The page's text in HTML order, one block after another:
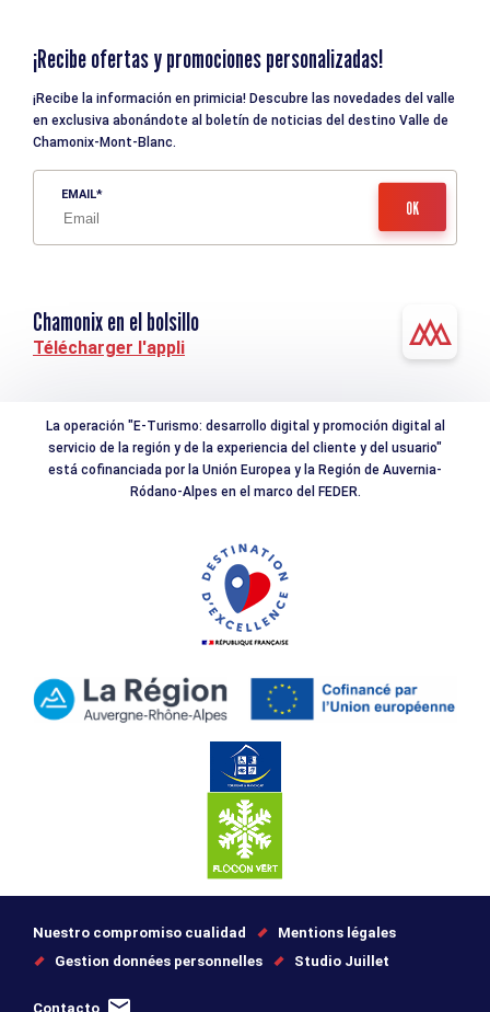
¡Recibe ofertas y promociones personalizadas!
¡Recibe la información en primicia! Descubre las novedades del valle
en exclusiva abonándote al boletín de noticias del destino Valle de
Chamonix-Mont-Blanc.
EMAIL
Chamonix en el bolsillo
Télécharger l'appli
La operación "E-Turismo: desarrollo digital y promoción digital al
servicio de la región y de la experiencia del cliente y del usuario"
está cofinanciada por la Unión Europea y la Región de Auvernia-
Ródano-Alpes en el marco del FEDER.
Nuestro compromiso cualidad
Mentions légales
Gestion données personnelles
Studio Juillet
Contacto